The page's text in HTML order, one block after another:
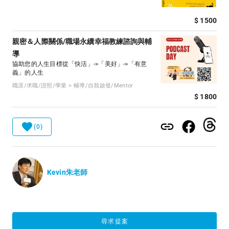
$ 1500
親密＆人際關係/職場永續幸福教練諮詢與輔
導
協助您的人生目標從「快活」->「美好」->「有意
義」的人生
職涯/求職/證照/學業 > 輔導/自我啟發/Mentor
$ 1800
(0)
Kevin朱老師
尋求提案